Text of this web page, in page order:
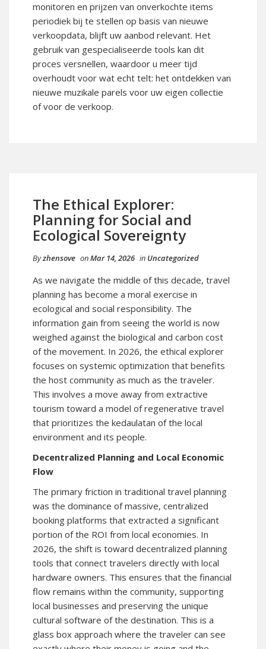
monitoren en prijzen van onverkochte items
periodiek bij te stellen op basis van nieuwe
verkoopdata, blijft uw aanbod relevant. Het
gebruik van gespecialiseerde tools kan dit
proces versnellen, waardoor u meer tijd
overhoudt voor wat echt telt: het ontdekken van
nieuwe muzikale parels voor uw eigen collectie
of voor de verkoop.
The Ethical Explorer:
Planning for Social and
Ecological Sovereignty
Byzhensove onMar 14, 2026 in Uncategorized
As we navigate the middle of this decade, travel
planning has become a moral exercise in
ecological and social responsibility. The
information gain from seeing the world is now
weighed against the biological and carbon cost
of the movement. In 2026, the ethical explorer
focuses on systemic optimization that benefits
the host community as much as the traveler.
This involves a move away from extractive
tourism toward a model of regenerative travel
that prioritizes the kedaulatan of the local
environment and its people.
Decentralized Planning and Local Economic
Flow
The primary friction in traditional travel planning
was the dominance of massive, centralized
booking platforms that extracted a significant
portion of the ROI from local economies. In
2026, the shift is toward decentralized planning
tools that connect travelers directly with local
hardware owners. This ensures that the financial
flow remains within the community, supporting
local businesses and preserving the unique
cultural software of the destination. This is a
glass box approach where the traveler can see